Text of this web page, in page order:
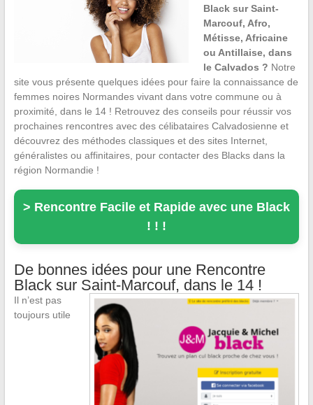
Black sur Saint-
Marcouf, Afro,
Métisse, Africaine
ou Antillaise, dans
le Calvados ? Notre
site vous présente quelques idées pour faire la connaissance de
femmes noires Normandes vivant dans votre commune ou à
proximité, dans le 14 ! Retrouvez des conseils pour réussir vos
prochaines rencontres avec des célibataires Calvadosienne et
découvrez des méthodes classiques et des sites Internet,
généralistes ou affinitaires, pour contacter des Blacks dans la
région Normandie !
> Rencontre Facile et Rapide avec une Black
! ! !
De bonnes idées pour une Rencontre
Black sur Saint-Marcouf, dans le 14 !
Il n’est pas
toujours utile